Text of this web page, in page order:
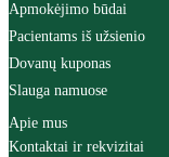
Apmokėjimo būdai
Pacientams iš užsienio
Dovanų kuponas
Slauga namuose
Apie mus
Kontaktai ir rekvizitai